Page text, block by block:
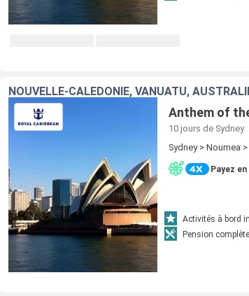
NOUVELLE-CALÉDONIE, VANUATU,
Anthem of
10 jours de Sydney
Sydney > Noumea
Payez en
Activités à bord
Pension complète